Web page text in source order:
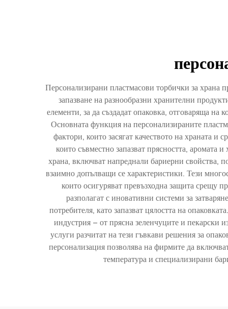
Персонализирани пластмасови торбички за храна
запазване на разнообразни хранителни
елементи, за да създадат опаковка, отговаряща
Основната функция на персонализираните
фактори, които засягат качеството на храната
които съвместно запазват прясността, аромата
храна, включват напреднали бариерни свойства,
взаимно допълващи се характеристики. Тези
които осигуряват превъзходна защита срещу
разполагат с иновативни системи за
потребителя, като запазват цялостта на
индустрия – от прясна зеленчуците и пекарски
услуги разчитат на тези гъвкави решения за
персонализация позволява на фирмите да
температура и специализирани